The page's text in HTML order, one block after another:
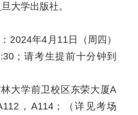
大学出版社。
2024年4月11日（周四）
；请考生提前十分钟到
大学前卫校区东荣大厦A
，A114；（详见考场